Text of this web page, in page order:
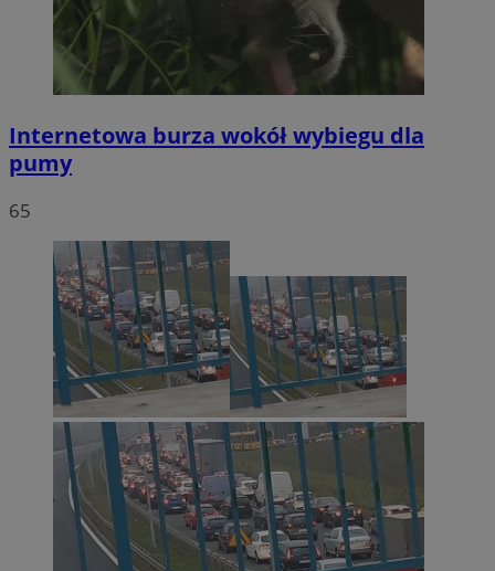
Internetowa burza wokół wybiegu dla
pumy
65